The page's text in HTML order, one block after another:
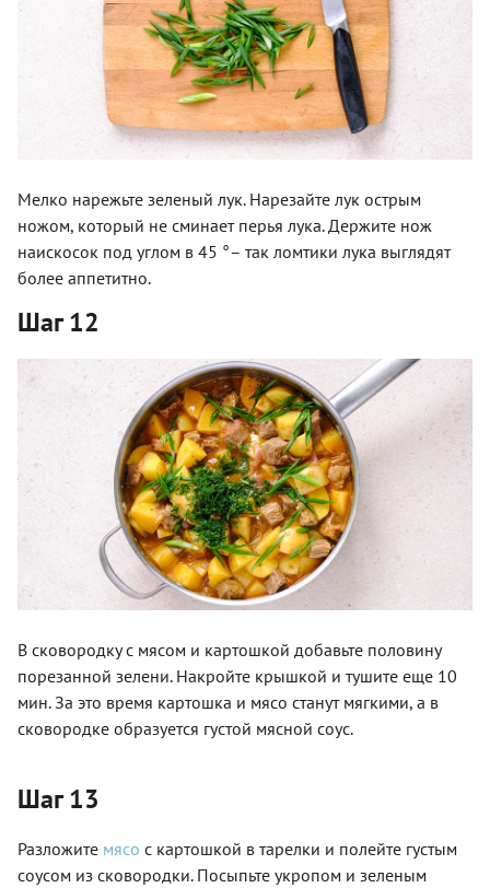
Мелко нарежьте зеленый лук. Нарезайте лук острым
ножом, который не сминает перья лука. Держите нож
наискосок под углом в 45 °– так ломтики лука выглядят
более аппетитно.
Шаг 12
В сковородку с мясом и картошкой добавьте половину
порезанной зелени. Накройте крышкой и тушите еще 10
мин. За это время картошка и мясо станут мягкими, а в
сковородке образуется густой мясной соус.
Шаг 13
Разложите мясо с картошкой в тарелки и полейте густым
соусом из сковородки. Посыпьте укропом и зеленым